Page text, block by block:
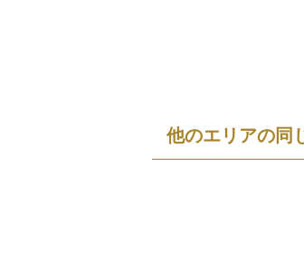
他のエリアの同